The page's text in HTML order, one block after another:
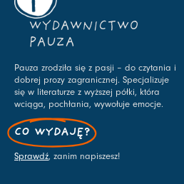
WYDAWNICTWO
PAUZA
Pauza zrodziła się z pasji – do czytania i
dobrej prozy zagranicznej. Specjalizuje
się w literaturze z wyższej półki, która
wciąga, pochłania, wywołuje emocje.
CO WYDAJĘ?
Sprawdź, zanim napiszesz!